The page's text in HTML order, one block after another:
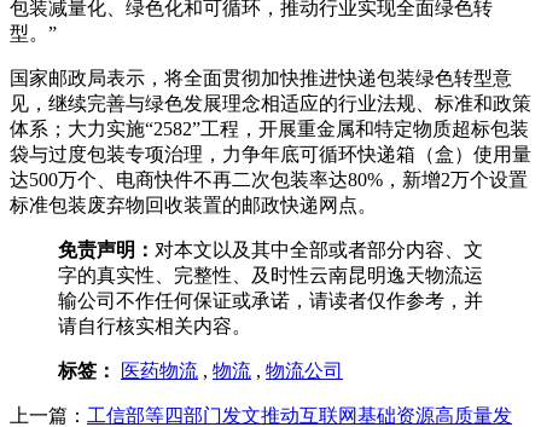
包装减量化、绿色化和可循环，推动行业实现全面绿色转
型。”
国家邮政局表示，将全面贯彻加快推进快递包装绿色转型意
见，继续完善与绿色发展理念相适应的行业法规、标准和政策
体系；大力实施“2582”工程，开展重金属和特定物质超标包装
袋与过度包装专项治理，力争年底可循环快递箱（盒）使用量
达500万个、电商快件不再二次包装率达80%，新增2万个设置
标准包装废弃物回收装置的邮政快递网点。
免责声明： 对本文以及其中全部或者部分内容、文
字的真实性、完整性、及时性云南昆明逸天物流运
输公司不作任何保证或承诺，请读者仅作参考，并
请自行核实相关内容。
标签： 医药物流 , 物流 , 物流公司
上一篇： 工信部等四部门发文推动互联网基础资源高质量发